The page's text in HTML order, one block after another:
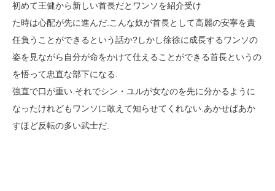
初めて王健から新しい首長だとワンソを紹介受け
た時は心配が先に進んだ.こんな奴が首長として高麗の安寧を責
任負うことができるという話か?しかし徐徐に成長するワンソの
姿を見ながら自分が命をかけて仕えることができる首長というの
を悟って忠直な部下になる.
強直で口が重い.それでシン・ユルが女なのを先に分かるように
なったけれどもワンソに敢えて知らせてくれない.あかせばあか
すほど反転の多い武士だ.